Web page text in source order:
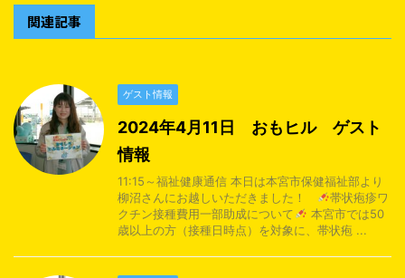
関連記事
ゲスト情報
2024年4月11日 おもヒル ゲスト
情報
11:15～福祉健康通信 本日は本宮市保健福祉部より
柳沼さんにお越しいただきました！
帯状疱疹ワ
クチン接種費用一部助成について
本宮市では50
歳以上の方（接種日時点）を対象に、帯状疱 ...